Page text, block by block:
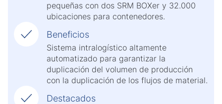
pequeñas con dos SRM BOXer y 32.000
ubicaciones para contenedores.
Beneficios
Sistema intralogístico altamente
automatizado para garantizar la
duplicación del volumen de producción
con la duplicación de los flujos de material.
Destacados